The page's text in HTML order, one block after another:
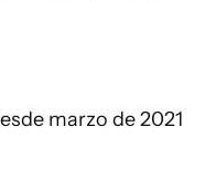
marzo de 2021